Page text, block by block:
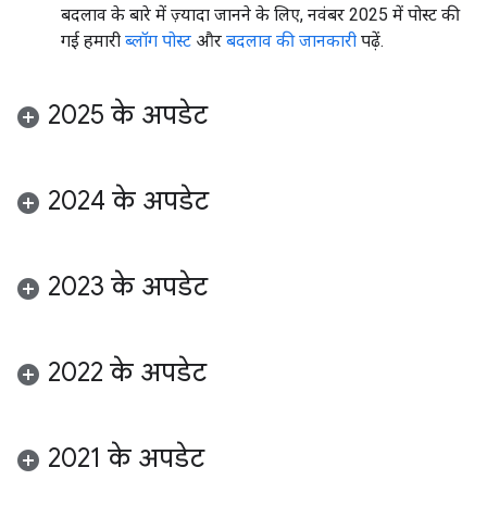
बदलाव के बारे में ज़्यादा जानने के लिए, नवंबर 2025 में पोस्ट की
गई हमारी ब्लॉग पोस्ट और बदलाव की जानकारी पढ़ें.
2025 के अपडेट
2024 के अपडेट
2023 के अपडेट
2022 के अपडेट
2021 के अपडेट